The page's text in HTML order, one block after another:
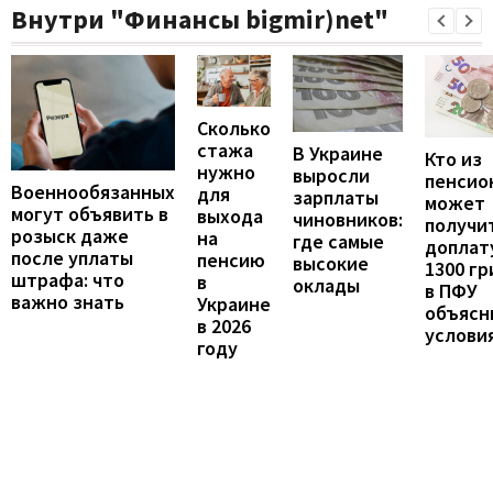
Внутри "Финансы bigmir)net"
Военнообязанных
могут объявить в
розыск даже
после уплаты
штрафа: что
важно знать
Сколько
стажа
нужно
для
выхода
на
пенсию
в
Украине
в 2026
году
В Украине
выросли
зарплаты
чиновников:
где самые
высокие
оклады
Кто из
может
1300
в ПФУ